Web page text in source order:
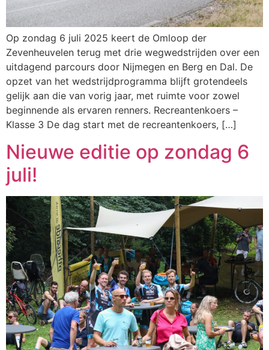
Op zondag 6 juli 2025 keert de Omloop der
Zevenheuvelen terug met drie wegwedstrijden over een
uitdagend parcours door Nijmegen en Berg en Dal. De
opzet van het wedstrijdprogramma blijft grotendeels
gelijk aan die van vorig jaar, met ruimte voor zowel
beginnende als ervaren renners. Recreantenkoers –
Klasse 3 De dag start met de recreantenkoers, […]
Nieuwe editie op zondag 6
juli!